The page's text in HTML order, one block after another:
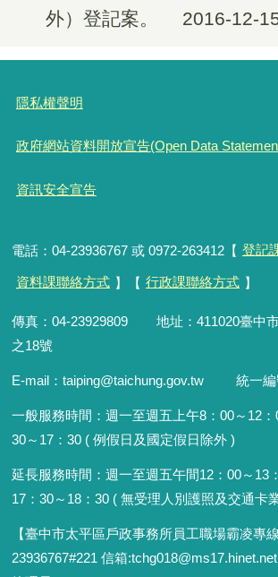
外）登記案。
2016-12-
隱私權聲明
政府網站資料開放宣告(Open Data
資訊安全宣告
電話：04-23936767 或 0972-263412【 登記
資料課聯絡方式 】【 行政課聯絡方式 】
傳真：04-23929809 地址：411020臺中
之18號
E-mail：taiping@taichung.gov.tw 統一編
一般服務時間： 週一至週五上午8：00～12：
30～17：30 ( 例假日及國定假日除外 )
延長服務時間：週一至週五午間12：00～ 13
17：30～ 18：30 ( 無受理人別護照及交通卡業
【臺中市太平區戶政事務所員工職場霸凌專
23936767#221 信箱: